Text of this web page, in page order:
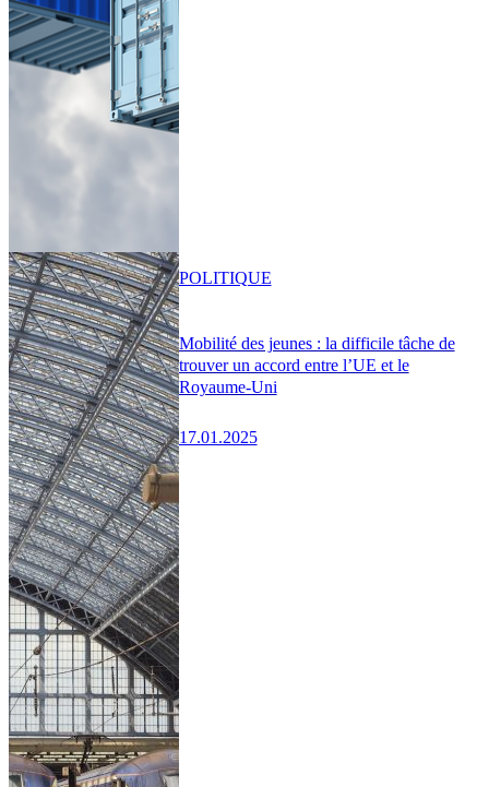
Mobilité des jeunes : la difficile tâche de
trouver un accord entre l’UE et le
Royaume-Uni
17.01.2025
POLITIQUE